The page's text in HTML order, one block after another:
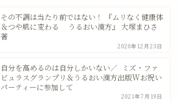
その不調は当たり前ではない！ 『ムリなく健康体
＆つや肌に変わる うるおい漢方』 大塚まひさ
著
2020年12月23日
自分を高めるのは自分しかいない／ ミズ・ファ
ビュラスグランプリ＆うるおい漢方出版Wお祝い
パーティーに参加して
2021年7月19日